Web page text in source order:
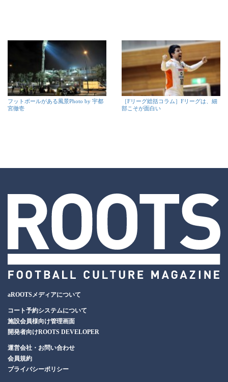
フットボールがある風景Photo by 宇都
宮徹壱
［Fリーグ総括コラム］Fリーグは、細
部こそが面白い
aROOTSメディアについて
コート予約システムについて
施設会員様向け管理画面
開発者向けROOTS DEVELOPER
運営会社・お問い合わせ
会員規約
プライバシーポリシー